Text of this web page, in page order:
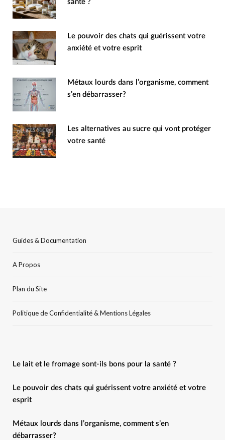
santé ?
Le pouvoir des chats qui guérissent votre
anxiété et votre esprit
Métaux lourds dans l’organisme, comment
s’en débarrasser?
Les alternatives au sucre qui vont protéger
votre santé
Guides & Documentation
A Propos
Plan du Site
Politique de Confidentialité & Mentions Légales
Le lait et le fromage sont-ils bons pour la santé ?
Le pouvoir des chats qui guérissent votre anxiété et votre
esprit
Métaux lourds dans l’organisme, comment s’en
débarrasser?